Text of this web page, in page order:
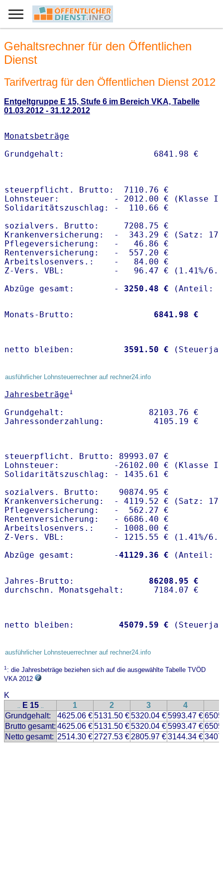
Gehaltsrechner für den Öffentlichen
Dienst
Tarifvertrag für den Öffentlichen Dienst 2012
Entgeltgruppe E 15, Stufe 6 im Bereich VKA, Tabelle
01.03.2012 - 31.12.2012
Monatsbeträge
steuerpflicht. Brutto:  7110.76 €
Lohnsteuer:           - 2012.00 € (Klasse I)
Solidaritätszuschlag: -  110.66 €
sozialvers. Brutto:     7208.75 €
Krankenversicherung:  -  343.29 € (Satz:
Pflegeversicherung:   -   46.86 €
Rentenversicherung:   -  557.20 €
Arbeitslosenvers.:    -   84.00 €
Z-Vers. VBL:          -   96.47 € ( 1.41%/
Abzüge gesamt:        -
3250.48 €
Monats-Brutto: 6841.98 €
netto bleiben: 3591.50 €
ausführlicher Lohnsteuerrechner auf rechner24.info
Jahresbeträge1
Grundgehalt:                 82103.76 €
steuerpflicht. Brutto: 89993.07 €
Lohnsteuer:           -26102.00 € (Klasse I)
Solidaritätszuschlag: - 1435.61 €
sozialvers. Brutto:    90874.95 €
Krankenversicherung:  - 4119.52 € (Satz:
Pflegeversicherung:   -  562.27 €
Rentenversicherung:   - 6686.40 €
Arbeitslosenvers.:    - 1008.00 €
Z-Vers. VBL:          - 1215.55 € ( 1.41%/
Abzüge gesamt:        -41129.36 €
Jahres-Brutto: 86208.95 €
netto bleiben: 45079.59 €
ausführlicher Lohnsteuerrechner auf rechner24.info
1: die Jahresbeträge beziehen sich auf die ausgewählte Tabelle TVÖD
VKA 2012
K
.. E 15 .. 1 2 3 4
Grundgehalt:
4625.06 €5131.50 €5320.04 €5993.47 €
Brutto gesamt: 4625.06 €5131.50 €5320.04 €5993.47 €
Netto gesamt: 2514.30 € 2727.53 € 2805.97 €3144.34 €